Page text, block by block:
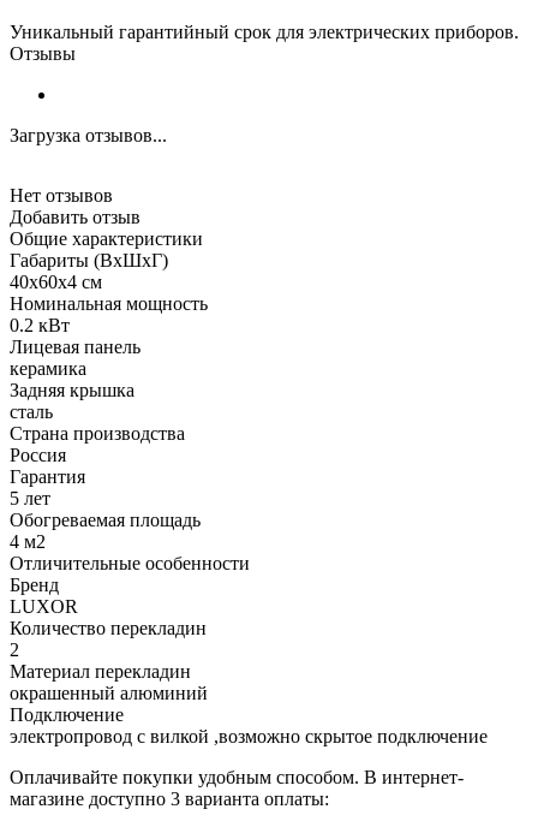
Уникальный гарантийный срок для электрических приборов.
Отзывы
Загрузка отзывов...
Нет отзывов
Добавить отзыв
Общие характеристики
Габариты (ВхШхГ)
40x60x4 см
Номинальная мощность
0.2 кВт
Лицевая панель
керамика
Задняя крышка
сталь
Страна производства
Россия
Гарантия
5 лет
Обогреваемая площадь
4 м2
Отличительные особенности
Бренд
LUXOR
Количество перекладин
2
Материал перекладин
окрашенный алюминий
Подключение
электропровод с вилкой ,возможно скрытое подключение
Оплачивайте покупки удобным способом. В интернет-
магазине доступно 3 варианта оплаты: